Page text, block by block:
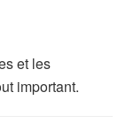
et les
important.